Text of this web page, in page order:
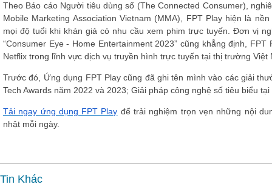
Theo Báo cáo Người tiêu dùng số (The Connected Consumer),
Mobile Marketing Association Vietnam (MMA), FPT Play hiện là
mọi độ tuổi khi khán giả có nhu cầu xem phim trực tuyến. Đơn vị
“Consumer Eye - Home Entertainment 2023” cũng khẳng định,
Netflix trong lĩnh vực dịch vụ truyền hình trực tuyến tại thị trường Việt
Trước đó, Ứng dụng FPT Play cũng đã ghi tên mình vào các giải
Tech Awards năm 2022 và 2023; Giải pháp công nghệ số tiêu biểu
Tải ngay ứng dụng FPT Play để trải nghiệm trọn vẹn những nội
nhật mỗi ngày.
Tin Khác